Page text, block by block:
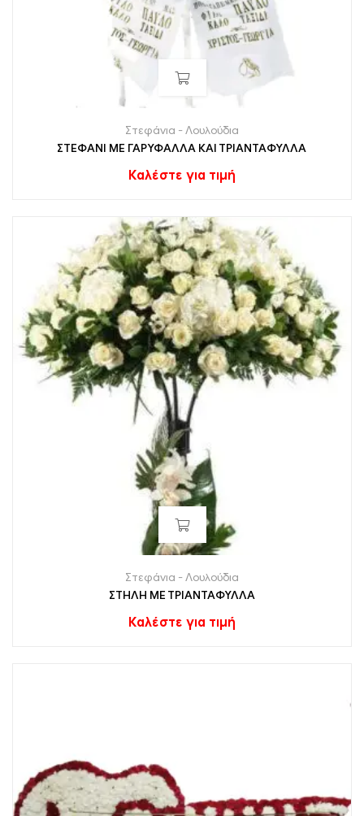
Στεφάνια - Λουλούδια
ΣΤΕΦΑΝΙ ΜΕ ΓΑΡΥΦΑΛΛΑ ΚΑΙ ΤΡΙΑΝΤΑΦΥΛΛΑ
Καλέστε για τιμή
Στεφάνια - Λουλούδια
ΣΤΗΛΗ ΜΕ ΤΡΙΑΝΤΑΦΥΛΛΑ
Καλέστε για τιμή